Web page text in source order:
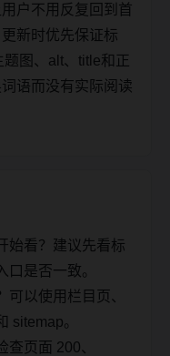
户不用反复回到首
新时优先保证标
图、alt、title和正
语而没有实际阅读
始看？建议先看标
是否一致。
以使用栏目页、
sitemap。
页面 200、